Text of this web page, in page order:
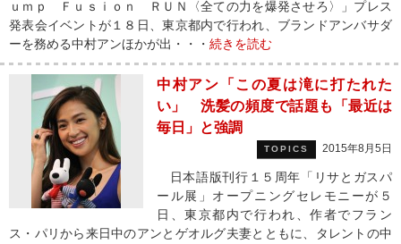
ｕｍｐ Ｆｕｓｉｏｎ ＲＵＮ〈全ての力を爆発させろ〉」プレス
発表会イベントが１８日、東京都内で行われ、ブランドアンバサダ
ーを務める中村アンほかが出・・・ 続きを読む
中村アン「この夏は滝に打たれた
い」 洗髪の頻度で話題も「最近は
毎日」と強調
TOPICS 2015年8月5日
日本語版刊行１５周年「リサとガスパ
ール展」オープニングセレモニーが５
日、東京都内で行われ、作者でフラン
ス・パリから来日中のアンとゲオルグ夫妻とともに、タレントの中